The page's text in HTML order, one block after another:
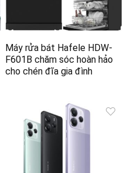
Máy rửa bát Hafele HDW-
F601B chăm sóc hoàn hảo
cho chén đĩa gia đình